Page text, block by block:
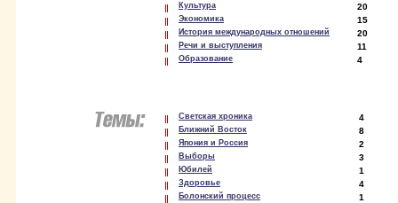
Культура 20
Экономика 15
История международных отношений 20
Речи и выступления 11
Образование 4
Светская хроника 4
Ближний Восток 8
Япония и Россия 2
Выборы 3
Юбилей 1
Здоровье 4
Болонский процесс 1